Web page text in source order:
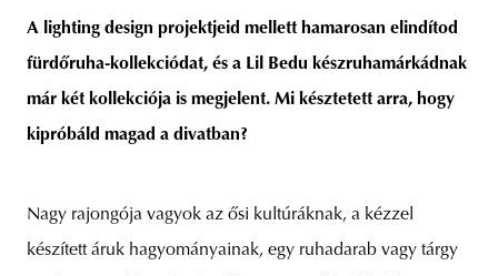
A lighting design projektjeid mellett hamarosan elindítod
fürdőruha-kollekciódat, és a Lil Bedu készruhamárkádnak
már két kollekciója is megjelent. Mi késztetett arra, hogy
kipróbáld magad a divatban?
Nagy rajongója vagyok az ősi kultúráknak, a kézzel
készített áruk hagyományainak, egy ruhadarab vagy tárgy